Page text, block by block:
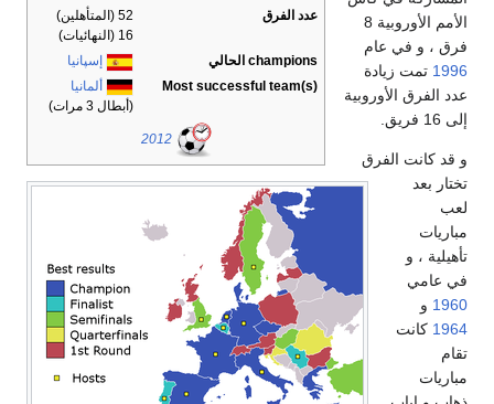
إسپانيا
Most
ألمانيا
(أبطال 3 مرات)